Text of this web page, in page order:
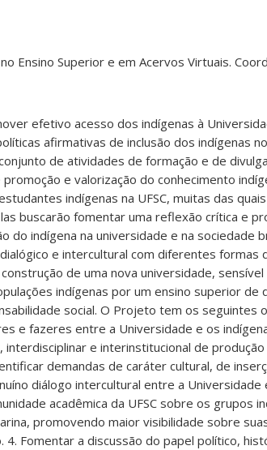
Ensino Superior e em Acervos Virtuais.
efetivo acesso dos indígenas à
afirmativas de inclusão dos indígenas
de atividades de formação e de
e valorização do conhecimento
indígenas na UFSC, muitas das
buscarão fomentar uma reflexão crítica e
do indígena na universidade e na sociedade
e intercultural com diferentes formas
de uma nova universidade, sensível
indígenas por um ensino superior de
social. O Projeto tem os seguintes
e fazeres entre a Universidade e os
e interinstitucional de produção
demandas de caráter cultural, de
diálogo intercultural entre a Universidade
acadêmica da UFSC sobre os grupos
promovendo maior visibilidade sobre
Fomentar a discussão do papel político,